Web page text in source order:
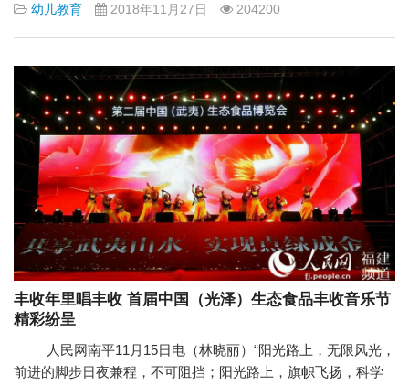
幼儿教育 2018年11月27日 204200
丰收年里唱丰收 首届中国（光泽）生态食品丰收音乐节
精彩纷呈
人民网南平11月15日电（林晓丽）“阳光路上，无限风光，
前进的脚步日夜兼程，不可阻挡；阳光路上，旗帜飞扬，科学